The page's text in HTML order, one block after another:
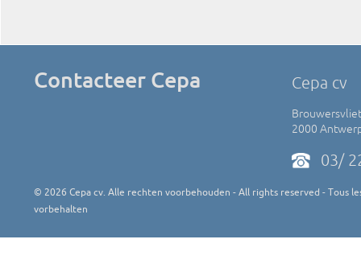
Contacteer Cepa Cepa cv
2000
03/
© 2026 Cepa cv. Alle rechten voorbehouden - All rights reserved - Tous
vorbehalten